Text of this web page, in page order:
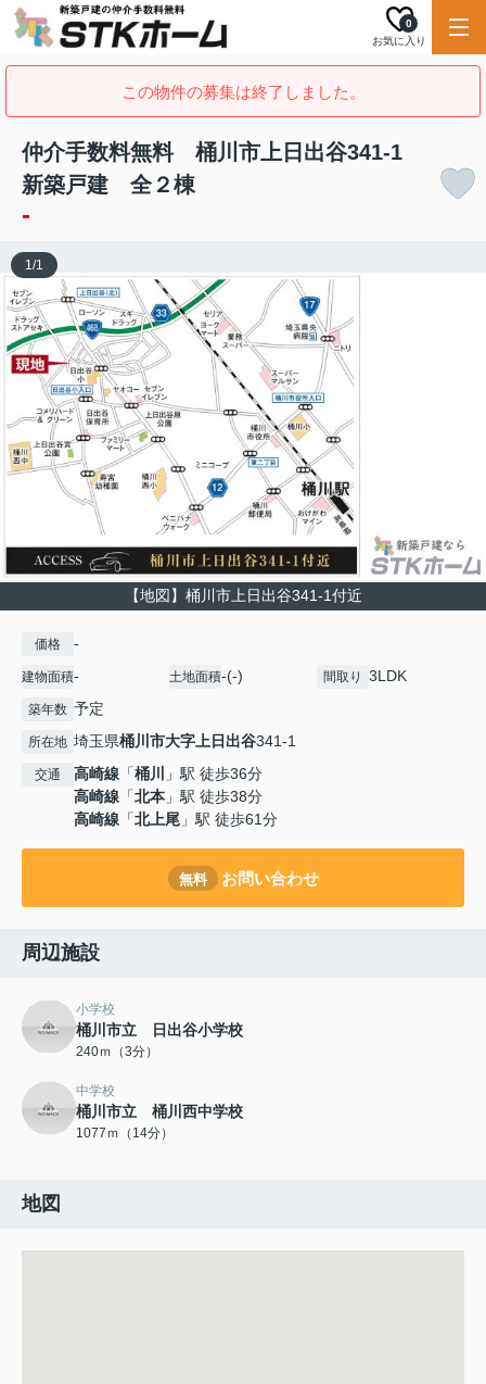
お気に入り
0
この物件の募集は終了しました。
仲介手数料無料 桶川市上日出谷341-1
新築戸建 全２棟
-
【地図】桶川市上日出谷341-1付近
1/1
価格 -
建物面積- 土地面積-(-) 間取り 3LDK
築年数 予定
所在地 埼玉県桶川市大字上日出谷341-1
交通 高崎線 「桶川
」駅 徒歩36分
高崎線 「北本 」駅 徒歩38分
高崎線 「北上尾 」駅 徒歩61分
無料 お問い合わせ
周辺施設
小学校
桶川市立 日出谷小学校
240ｍ（3分）
中学校
桶川市立 桶川西中学校
1077ｍ（14分）
地図